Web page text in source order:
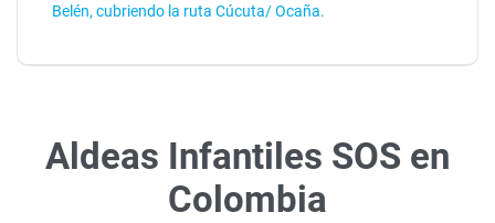
Belén, cubriendo la ruta Cúcuta/ Ocaña.
Aldeas Infantiles SOS en
Colombia